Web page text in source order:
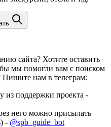
сайта? Хотите оставить
мы помогли вам с поиском
Пишите нам в телеграм:
из поддержки проекта -
него можно присылать
- @spb_guide_bot